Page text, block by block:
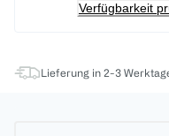
Verfügbarkeit
Lieferung in 2-3